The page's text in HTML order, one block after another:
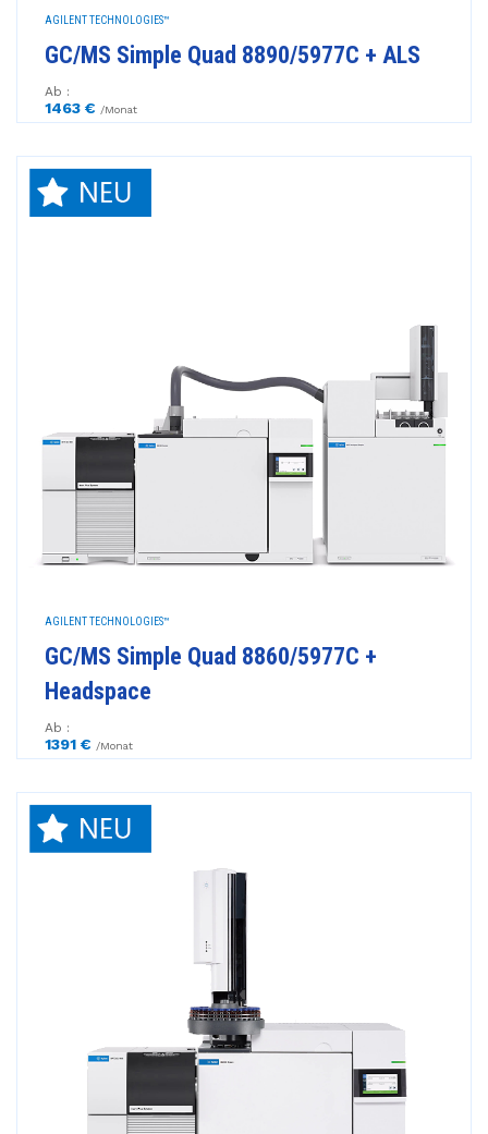
AGILENT TECHNOLOGIES™
GC/MS Simple Quad 8890/5977C + ALS
Ab :
1463 € /Monat
AGILENT TECHNOLOGIES™
GC/MS Simple Quad 8860/5977C +
Headspace
Ab :
1391 € /Monat